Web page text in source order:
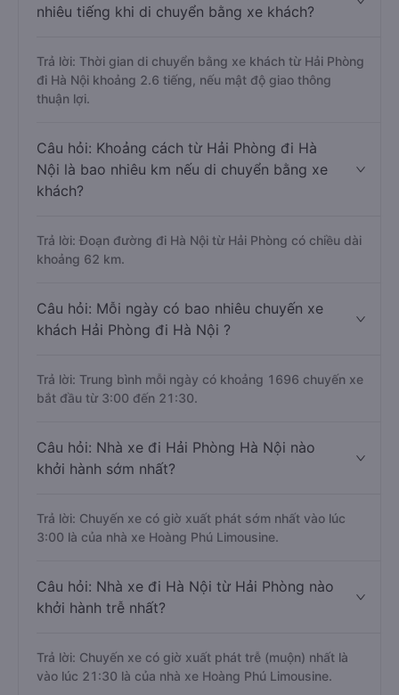
nhiêu tiếng khi di chuyển bằng xe khách?
Trả lời: Thời gian di chuyển bằng xe khách từ Hải Phòng
đi Hà Nội khoảng 2.6 tiếng, nếu mật độ giao thông
thuận lợi.
Câu hỏi: Khoảng cách từ Hải Phòng đi Hà
Nội là bao nhiêu km nếu di chuyển bằng xe
khách?
Trả lời: Đoạn đường đi Hà Nội từ Hải Phòng có chiều dài
khoảng 62 km.
Câu hỏi: Mỗi ngày có bao nhiêu chuyến xe
khách Hải Phòng đi Hà Nội ?
Trả lời: Trung bình mỗi ngày có khoảng 1696 chuyến xe
bắt đầu từ 3:00 đến 21:30.
Câu hỏi: Nhà xe đi Hải Phòng Hà Nội nào
khởi hành sớm nhất?
Trả lời: Chuyến xe có giờ xuất phát sớm nhất vào lúc
3:00 là của nhà xe Hoàng Phú Limousine.
Câu hỏi: Nhà xe đi Hà Nội từ Hải Phòng nào
khởi hành trễ nhất?
Trả lời: Chuyến xe có giờ xuất phát trễ (muộn) nhất là
vào lúc 21:30 là của nhà xe Hoàng Phú Limousine.